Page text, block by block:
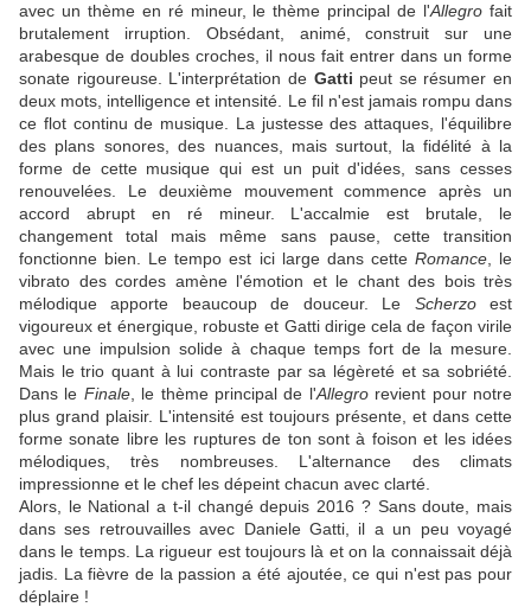
avec un thème en ré mineur, le thème principal de l'Allegro fait
brutalement irruption. Obsédant, animé, construit sur une
arabesque de doubles croches, il nous fait entrer dans un forme
sonate rigoureuse. L'interprétation de Gatti peut se résumer en
deux mots, intelligence et intensité. Le fil n'est jamais rompu dans
ce flot continu de musique. La justesse des attaques, l'équilibre
des plans sonores, des nuances, mais surtout, la fidélité à la
forme de cette musique qui est un puit d'idées, sans cesses
renouvelées. Le deuxième mouvement commence après un
accord abrupt en ré mineur. L'accalmie est brutale, le
changement total mais même sans pause, cette transition
fonctionne bien. Le tempo est ici large dans cette Romance, le
vibrato des cordes amène l'émotion et le chant des bois très
mélodique apporte beaucoup de douceur. Le Scherzoest
vigoureux et énergique, robuste et Gatti dirige cela de façon virile
avec une impulsion solide à chaque temps fort de la mesure.
Mais le trio quant à lui contraste par sa légèreté et sa sobriété.
Dans le Finale, le thème principal de l'Allegrorevient pour notre
plus grand plaisir. L'intensité est toujours présente, et dans cette
forme sonate libre les ruptures de ton sont à foison et les idées
mélodiques, très nombreuses. L'alternance des climats
impressionne et le chef les dépeint chacun avec clarté.
Alors, le National a t-il changé depuis 2016 ? Sans doute, mais
dans ses retrouvailles avec Daniele Gatti, il a un peu voyagé
dans le temps. La rigueur est toujours là et on la connaissait déjà
jadis. La fièvre de la passion a été ajoutée, ce qui n'est pas pour
déplaire !